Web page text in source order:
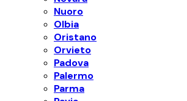
Nuoro
Olbia
Oristano
Orvieto
Padova
Palermo
Parma